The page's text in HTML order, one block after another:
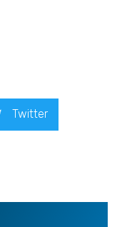
Twitter